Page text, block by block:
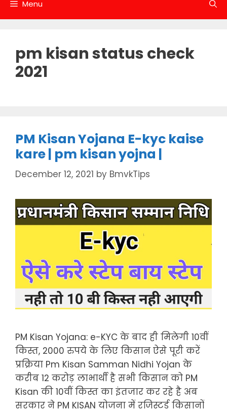
Menu
pm kisan status check
2021
PM Kisan Yojana E-kyc kaise
kare | pm kisan yojna |
December 12, 2021 by BmvkTips
PM Kisan Yojana: e-KYC के बाद ही मिलेगी 10वीं
किस्त, 2000 रुपये के लिए किसान ऐसे पूरी करें
प्रक्रिया Pm Kisan Samman Nidhi Yojan के
करीब 12 करोड़ लाभार्थी है सभी किसान को PM
Kisan की 10वीं किस्‍त का इंतजार कर रहे है अब
सरकार ने PM KISAN योजना में रजिस्टर्ड किसानों